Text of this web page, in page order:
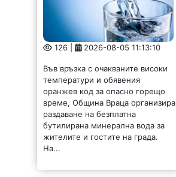
126 | 2026-08-05 11:13:10
Във връзка с очакваните високи
температури и обявения
оранжев код за опасно горещо
време, Община Враца организира
раздаване на безплатна
бутилирана минерална вода за
жителите и гостите на града.
На...